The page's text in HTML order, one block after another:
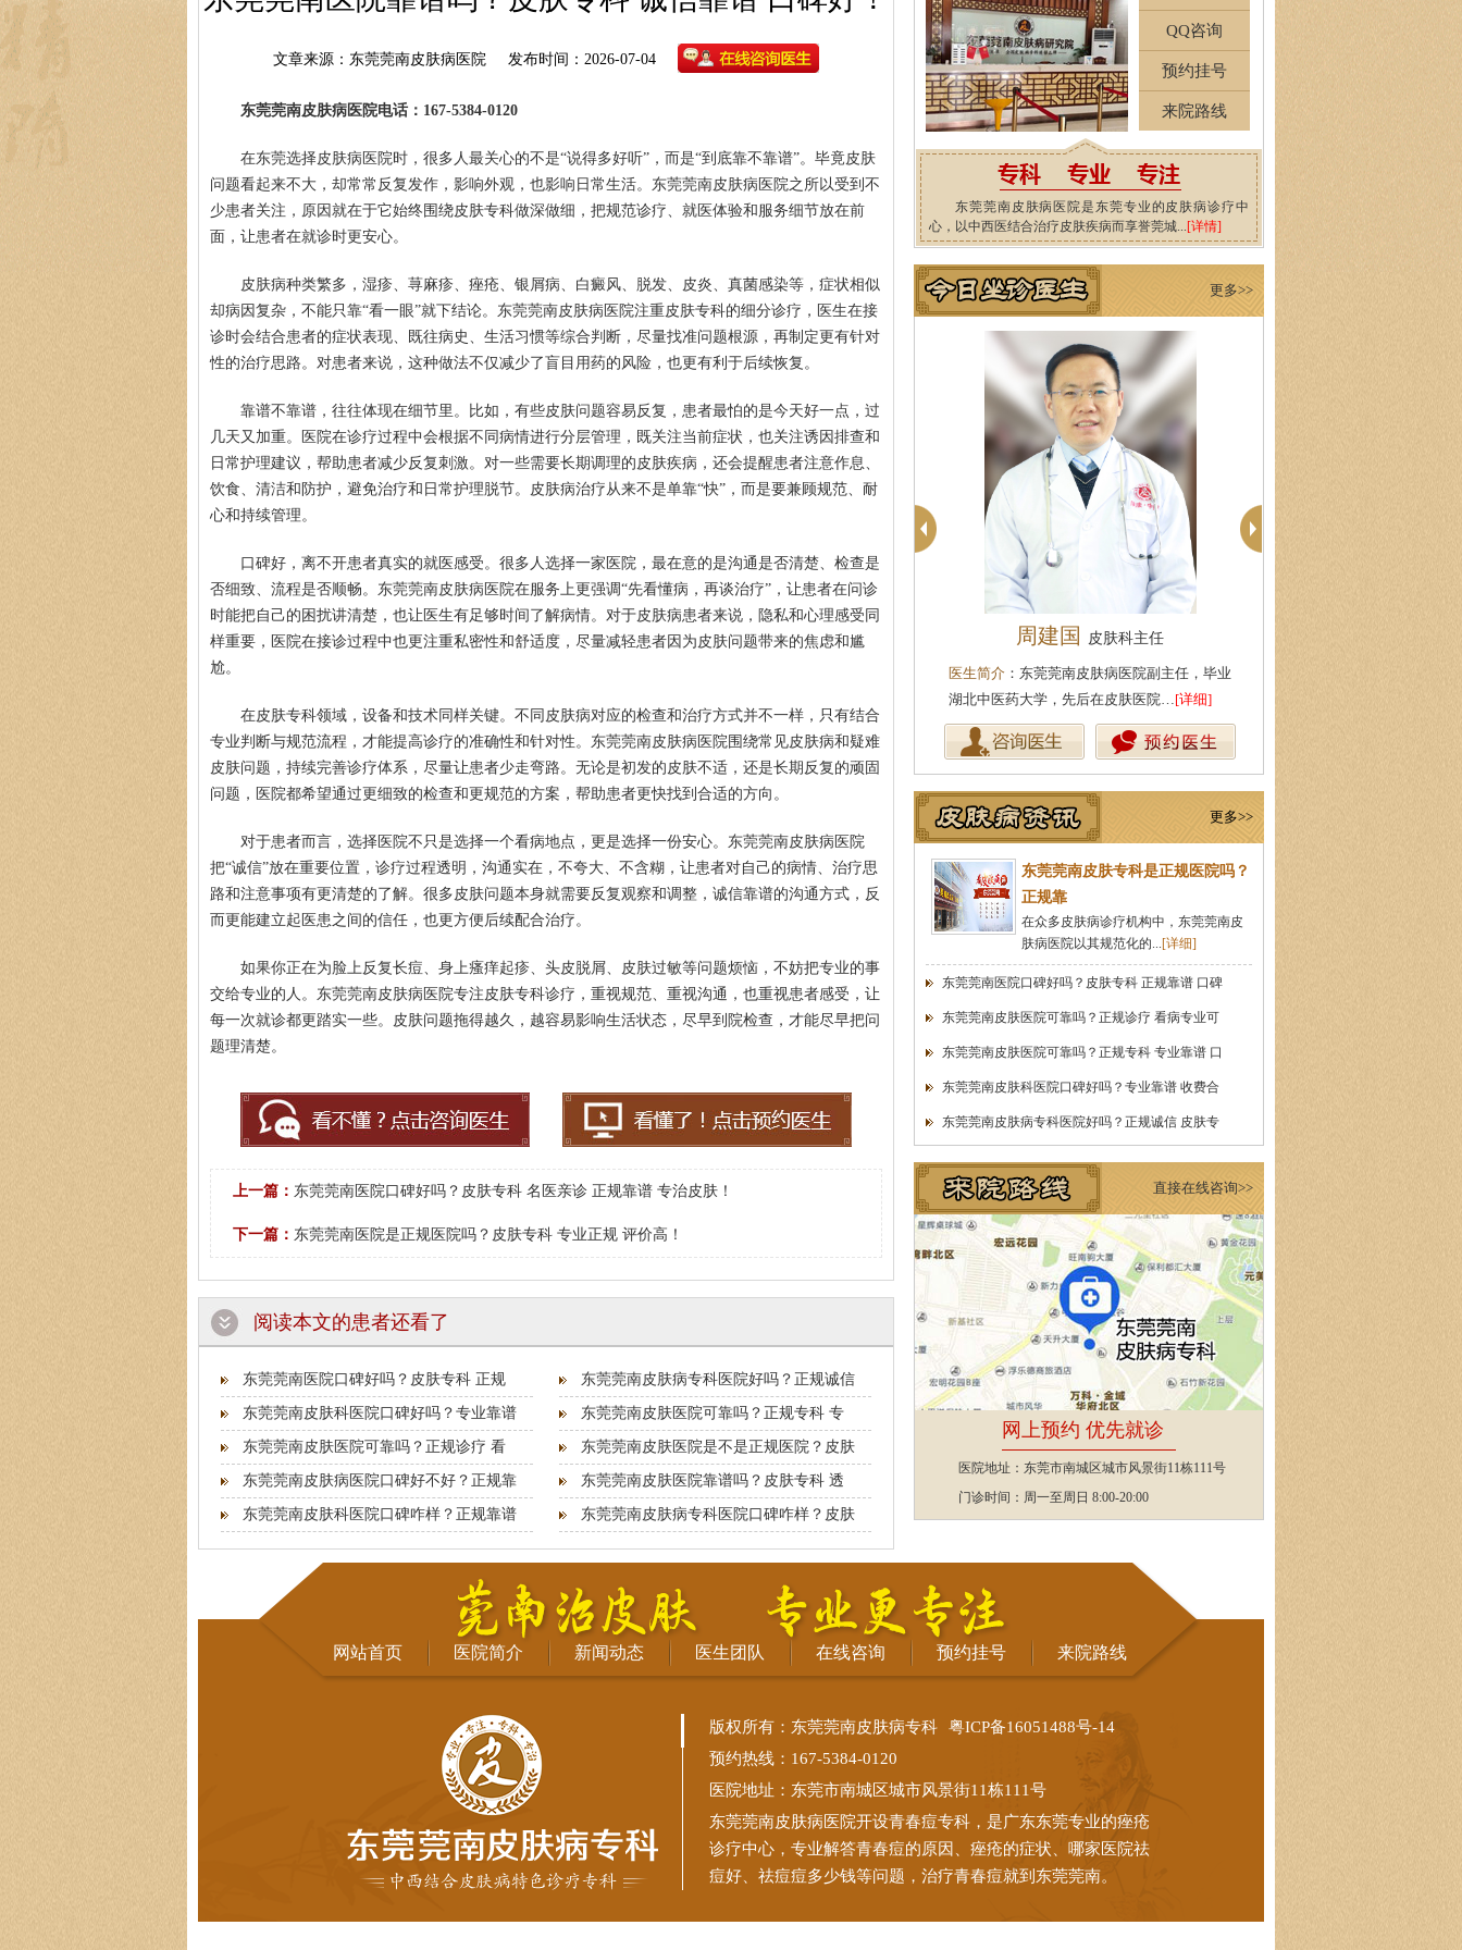
文章来源：东莞莞南皮肤病医院 发布时间：2026-07-04
东莞莞南皮肤病医院电话：167-5384-0120
在东莞选择皮肤病医院时，很多人最关心的不是“说得多好听”，而是“到底靠不靠谱”。毕竟皮肤
问题看起来不大，却常常反复发作，影响外观，也影响日常生活。东莞莞南皮肤病医院之所以受到不
少患者关注，原因就在于它始终围绕皮肤专科做深做细，把规范诊疗、就医体验和服务细节放在前
面，让患者在就诊时更安心。
皮肤病种类繁多，湿疹、荨麻疹、痤疮、银屑病、白癜风、脱发、皮炎、真菌感染等，症状相似
却病因复杂，不能只靠“看一眼”就下结论。东莞莞南皮肤病医院注重皮肤专科的细分诊疗，医生在接
诊时会结合患者的症状表现、既往病史、生活习惯等综合判断，尽量找准问题根源，再制定更有针对
性的治疗思路。对患者来说，这种做法不仅减少了盲目用药的风险，也更有利于后续恢复。
靠谱不靠谱，往往体现在细节里。比如，有些皮肤问题容易反复，患者最怕的是今天好一点，过
几天又加重。医院在诊疗过程中会根据不同病情进行分层管理，既关注当前症状，也关注诱因排查和
日常护理建议，帮助患者减少反复刺激。对一些需要长期调理的皮肤疾病，还会提醒患者注意作息、
饮食、清洁和防护，避免治疗和日常护理脱节。皮肤病治疗从来不是单靠“快”，而是要兼顾规范、耐
心和持续管理。
口碑好，离不开患者真实的就医感受。很多人选择一家医院，最在意的是沟通是否清楚、检查是
否细致、流程是否顺畅。东莞莞南皮肤病医院在服务上更强调“先看懂病，再谈治疗”，让患者在问诊
时能把自己的困扰讲清楚，也让医生有足够时间了解病情。对于皮肤病患者来说，隐私和心理感受同
样重要，医院在接诊过程中也更注重私密性和舒适度，尽量减轻患者因为皮肤问题带来的焦虑和尴
尬。
在皮肤专科领域，设备和技术同样关键。不同皮肤病对应的检查和治疗方式并不一样，只有结合
专业判断与规范流程，才能提高诊疗的准确性和针对性。东莞莞南皮肤病医院围绕常见皮肤病和疑难
皮肤问题，持续完善诊疗体系，尽量让患者少走弯路。无论是初发的皮肤不适，还是长期反复的顽固
问题，医院都希望通过更细致的检查和更规范的方案，帮助患者更快找到合适的方向。
对于患者而言，选择医院不只是选择一个看病地点，更是选择一份安心。东莞莞南皮肤病医院
把“诚信”放在重要位置，诊疗过程透明，沟通实在，不夸大、不含糊，让患者对自己的病情、治疗思
路和注意事项有更清楚的了解。很多皮肤问题本身就需要反复观察和调整，诚信靠谱的沟通方式，反
而更能建立起医患之间的信任，也更方便后续配合治疗。
如果你正在为脸上反复长痘、身上瘙痒起疹、头皮脱屑、皮肤过敏等问题烦恼，不妨把专业的事
交给专业的人。东莞莞南皮肤病医院专注皮肤专科诊疗，重视规范、重视沟通，也重视患者感受，让
每一次就诊都更踏实一些。皮肤问题拖得越久，越容易影响生活状态，尽早到院检查，才能尽早把问
题理清楚。
上一篇： 东莞莞南医院口碑好吗？皮肤专科 名医亲诊 正规靠谱 专治皮肤！
下一篇： 东莞莞南医院是正规医院吗？皮肤专科 专业正规 评价高！
阅读本文的患者还看了
东莞莞南医院口碑好吗？皮肤专科 正规 东莞莞南皮肤病专科医院好吗？正规诚信
东莞莞南皮肤科医院口碑好吗？专业靠谱 东莞莞南皮肤医院可靠吗？正规专科 专
东莞莞南皮肤医院可靠吗？正规诊疗 看 东莞莞南皮肤医院是不是正规医院？皮肤
东莞莞南皮肤病医院口碑好不好？正规靠 东莞莞南皮肤医院靠谱吗？皮肤专科 透
东莞莞南皮肤科医院口碑咋样？正规靠谱 东莞莞南皮肤病专科医院口碑咋样？皮肤
QQ咨询
预约挂号
来院路线
东莞莞南皮肤病医院是东莞专业的皮肤病诊疗中
心，以中西医结合治疗皮肤疾病而享誉莞城...[详情]
更多>>
殷芳 皮肤科主任 周建国 皮肤科主任
医生简介 ：东莞莞南皮肤病医院副主任，毕业
湖北中医药大学，先后在皮肤医院…[详细]
更多>>
东莞莞南皮肤专科是正规医院吗？
正规靠
在众多皮肤病诊疗机构中，东莞莞南皮
肤病医院以其规范化的...[详细]
东莞莞南医院口碑好吗？皮肤专科 正规靠谱 口碑
东莞莞南皮肤医院可靠吗？正规诊疗 看病专业可
东莞莞南皮肤医院可靠吗？正规专科 专业靠谱 口
东莞莞南皮肤科医院口碑好吗？专业靠谱 收费合
东莞莞南皮肤病专科医院好吗？正规诚信 皮肤专
直接在线咨询>>
网上预约 优先就诊
医院地址：东莞市南城区城市风景街11栋111号
门诊时间：周一至周日 8:00-20:00
网站首页 医院简介 新闻动态 医生团队 在线咨询 预约挂号 来院路线
版权所有：东莞莞南皮肤病专科
粤ICP备16051488号-14
预约热线：167-5384-0120
医院地址：东莞市南城区城市风景街11栋111号
东莞莞南皮肤病医院开设青春痘专科，是广东东莞专业的痤疮
诊疗中心，专业解答青春痘的原因、痤疮的症状、哪家医院祛
痘好、祛痘痘多少钱等问题，治疗青春痘就到东莞莞南。